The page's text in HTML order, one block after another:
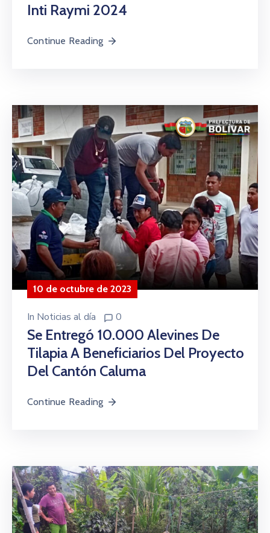
Inti Raymi 2024
Continue Reading
10 de octubre de 2023
In Noticias al día 0
Se Entregó 10.000 Alevines De
Tilapia A Beneficiarios Del Proyecto
Del Cantón Caluma
Continue Reading